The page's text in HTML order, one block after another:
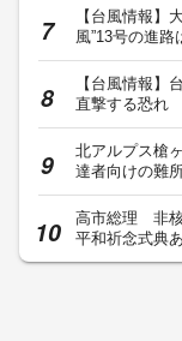
【台風情報】
風”13号の進
【台風情報】
直撃する恐
北アルプス槍
達者向けの難
高市総理 非
平和祈念式典